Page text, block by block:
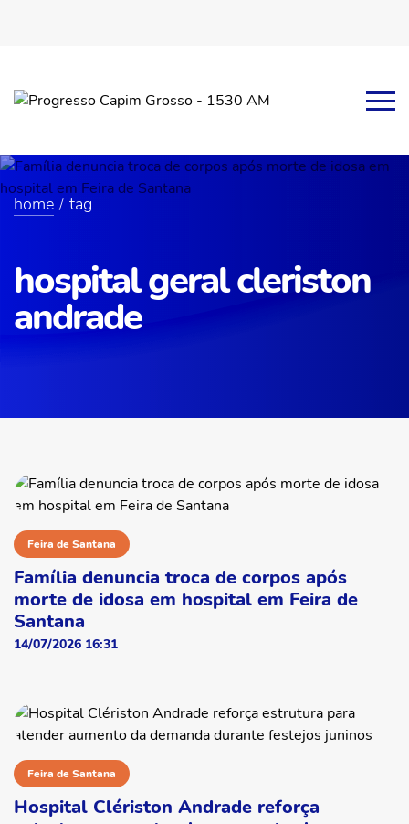
home tag
hospital geral cleriston
andrade
Feira de Santana
Família denuncia troca de corpos após
morte de idosa em hospital em Feira de
Santana
14/07/2026 16:31
Feira de Santana
Hospital Clériston Andrade reforça